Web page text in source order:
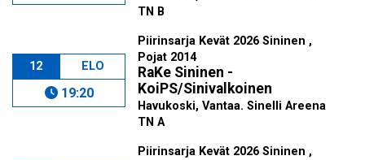
TN B
12 ELO
19:20
Piirinsarja Kevät 2026 Sininen ,
Pojat 2014
RaKe Sininen -
KoiPS/Sinivalkoinen
Havukoski, Vantaa. Sinelli Areena
TN A
Piirinsarja Kevät 2026 Sininen ,